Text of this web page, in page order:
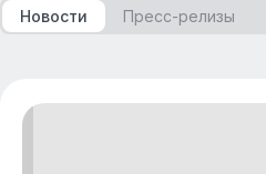
Новости Пресс-релизы